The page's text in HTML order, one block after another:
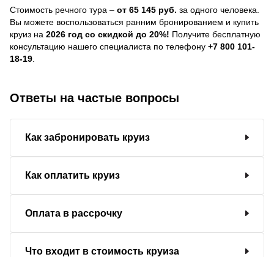
Стоимость речного тура – от 65 145 руб. за одного человека.
Вы можете воспользоваться ранним бронированием и купить
круиз на 2026 год со скидкой до 20%! Получите бесплатную
консультацию нашего специалиста по телефону +7 800 101-
18-19
Ответы на частые вопросы
Как забронировать круиз
Как оплатить круиз
Оплата в рассрочку
Что входит в стоимость круиза